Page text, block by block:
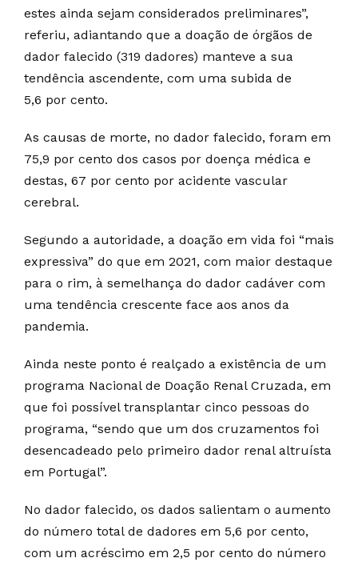
estes ainda sejam considerados preliminares”,
referiu, adiantando que a doação de órgãos de
dador falecido (319 dadores) manteve a sua
tendência ascendente, com uma subida de
5,6 por cento.
As causas de morte, no dador falecido, foram em
75,9 por cento dos casos por doença médica e
destas, 67 por cento por acidente vascular
cerebral.
Segundo a autoridade, a doação em vida foi “mais
expressiva” do que em 2021, com maior destaque
para o rim, à semelhança do dador cadáver com
uma tendência crescente face aos anos da
pandemia.
Ainda neste ponto é realçado a existência de um
programa Nacional de Doação Renal Cruzada, em
que foi possível transplantar cinco pessoas do
programa, “sendo que um dos cruzamentos foi
desencadeado pelo primeiro dador renal altruísta
em Portugal”.
No dador falecido, os dados salientam o aumento
do número total de dadores em 5,6 por cento,
com um acréscimo em 2,5 por cento do número